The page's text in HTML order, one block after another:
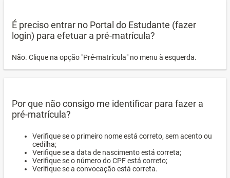
É preciso entrar no Portal do Estudante (fazer
login) para efetuar a pré-matrícula?
Não. Clique na opção "Pré-matrícula" no menu à esquerda.
Por que não consigo me identificar para fazer a
pré-matrícula?
Verifique se o primeiro nome está correto, sem acento ou
cedilha;
Verifique se a data de nascimento está correta;
Verifique se o número do CPF está correto;
Verifique se a convocação está correta.